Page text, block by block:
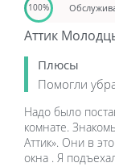
100%
Аттик
Плюсы
Помогли
Надо было
комнате.
Аттик». Они в
окна . Я